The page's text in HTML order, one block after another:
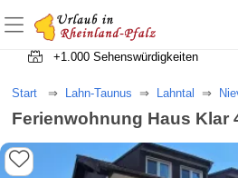
+1.500 Unterkünfte in
+1.000 Sehenswürdigkeiten
Start Lahn-Taunus Lahntal
Ferienwohnung Haus Klar